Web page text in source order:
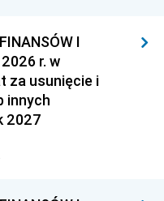
I
r. w
za usunięcie i
innych
2027